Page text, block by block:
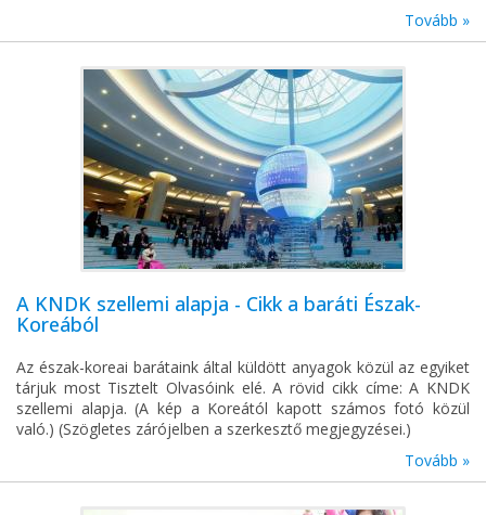
Tovább »
A KNDK szellemi alapja - Cikk a baráti Észak-
Koreából
Az észak-koreai barátaink által küldött anyagok közül az egyiket
tárjuk most Tisztelt Olvasóink elé. A rövid cikk címe: A KNDK
szellemi alapja. (A kép a Koreától kapott számos fotó közül
való.) (Szögletes zárójelben a szerkesztő megjegyzései.)
Tovább »